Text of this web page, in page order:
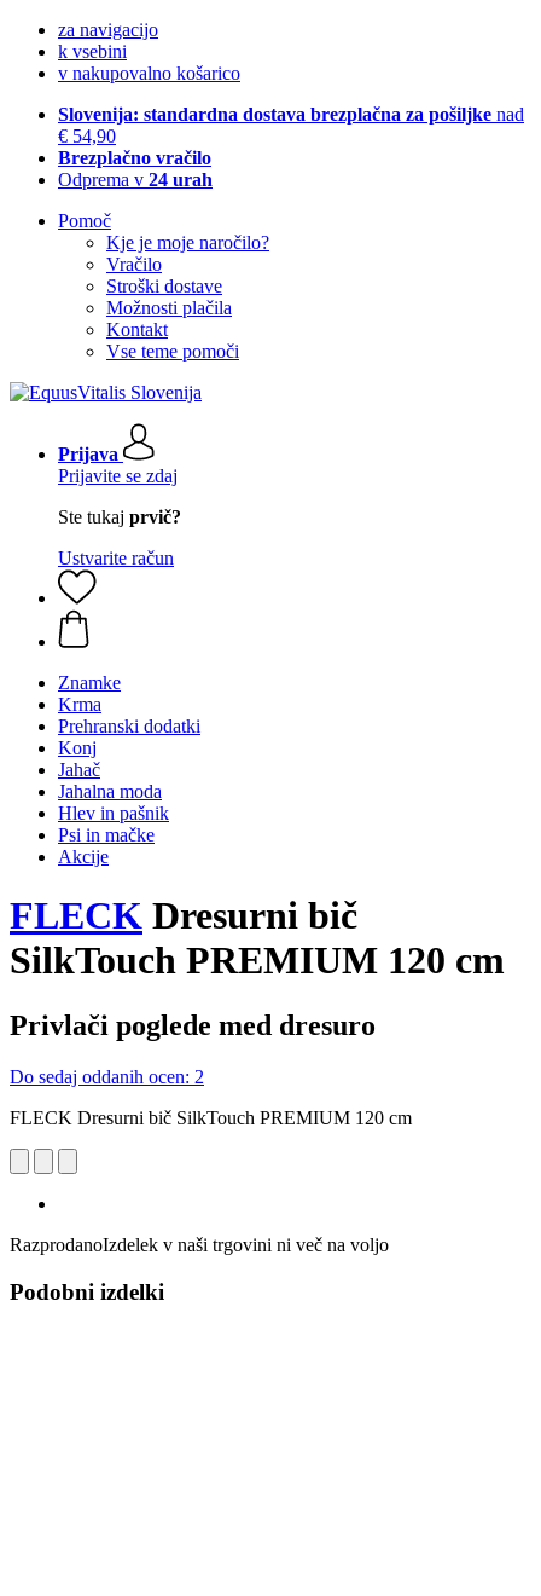
za navigacijo
k vsebini
v nakupovalno košarico
Slovenija: standardna dostava brezplačna za pošiljke nad
€ 54,90
Brezplačno vračilo
Odprema v 24 urah
Pomoč
Kje je moje naročilo?
Vračilo
Stroški dostave
Možnosti plačila
Kontakt
Vse teme pomoči
Prijava
Prijavite se zdaj
Ste tukaj prvič?
Ustvarite račun
Znamke
Krma
Prehranski dodatki
Konj
Jahač
Jahalna moda
Hlev in pašnik
Psi in mačke
Akcije
FLECK Dresurni bič
SilkTouch PREMIUM 120 cm
Privlači poglede med dresuro
Do sedaj oddanih ocen: 2
FLECK Dresurni bič SilkTouch PREMIUM 120 cm
RazprodanoIzdelek v naši trgovini ni več na voljo
Podobni izdelki